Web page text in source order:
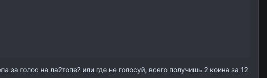
за голос на ла2топе? или где не голосуй, всего получишь 2 коина за 12